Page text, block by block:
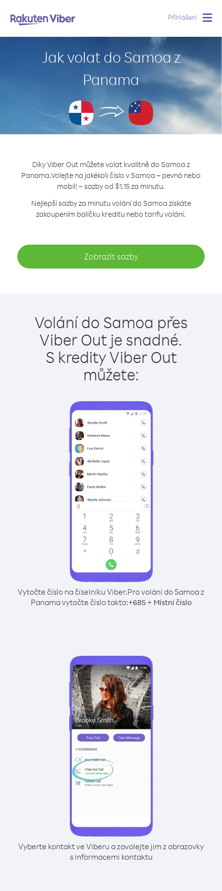
Přihlášení
Jak volat do Samoa z
Panama
Díky Viber Out můžete volat kvalitně do Samoa z
Panama.Volejte na jakékoli číslo v Samoa – pevná nebo
mobil! – sazby od $1.15 za minutu.
Nejlepší sazby za minutu volání do Samoa získáte
zakoupením balíčku kreditu nebo tarifu volání.
Zobrazit sazby
Volání do Samoa přes
Viber Out je snadné.
S kredity Viber Out
můžete:
Vytočte číslo na číselníku Viber.Pro volání do Samoa z
Panama vytočte číslo takto:+685+ Místní číslo
Vyberte kontakt ve Viberu a zavolejte jim z obrazovky
s informacemi kontaktu